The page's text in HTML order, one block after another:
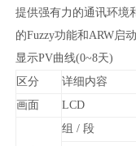
提供强有力的通讯环境
的Fuzzy功能和ARW启
显示PV曲线(0~8天)
区分
详细内容
画面
LCD
组 / 段